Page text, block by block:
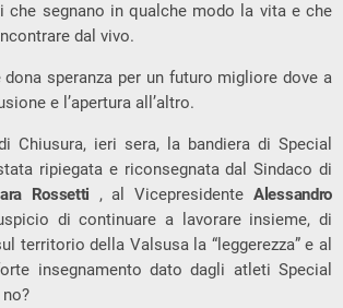
che segnano in qualche modo la vita e che
dal vivo.
speranza per un futuro migliore dove a
e l’apertura all’altro.
Chiusura, ieri sera, la bandiera di Special
ripiegata e riconsegnata dal Sindaco di
Rossetti , al VicepresidenteAlessandro
di continuare a lavorare insieme, di
territorio della Valsusa la “leggerezza” e al
insegnamento dato dagli atleti Special